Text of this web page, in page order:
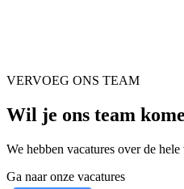
VERVOEG ONS TEAM
Wil je ons team
We hebben vacatures over de hele
Ga naar onze vacatures